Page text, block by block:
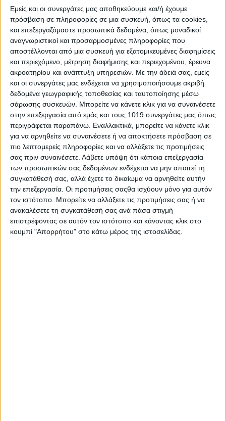
Εμείς και οι συνεργάτες μας αποθηκεύουμε και/ή έχουμε
πρόσβαση σε πληροφορίες σε μια συσκευή, όπως τα cookies,
και επεξεργαζόμαστε προσωπικά δεδομένα, όπως μοναδικοί
αναγνωριστικοί και προσαρμοσμένες πληροφορίες που
αποστέλλονται από μια συσκευή για εξατομικευμένες διαφημίσεις
και περιεχόμενο, μέτρηση διαφήμισης και περιεχομένου, έρευνα
ακροατηρίου και ανάπτυξη υπηρεσιών. Με την άδειά σας, εμείς
και οι συνεργάτες μας ενδέχεται να χρησιμοποιήσουμε ακριβή
δεδομένα γεωγραφικής τοποθεσίας και ταυτοποίησης μέσω
σάρωσης συσκευών. Μπορείτε να κάνετε κλικ για να συναινέσετε
στην επεξεργασία από εμάς και τους 1019 συνεργάτες μας όπως
περιγράφεται παραπάνω. Εναλλακτικά, μπορείτε να κάνετε κλικ
για να αρνηθείτε να συναινέσετε ή να αποκτήσετε πρόσβαση σε
πιο λεπτομερείς πληροφορίες και να αλλάξετε τις προτιμήσεις
σας πριν συναινέσετε. Λάβετε υπόψη ότι κάποια επεξεργασία
των προσωπικών σας δεδομένων ενδέχεται να μην απαιτεί τη
συγκατάθεσή σας, αλλά έχετε το δικαίωμα να αρνηθείτε αυτήν
την επεξεργασία. Οι προτιμήσεις σαςθα ισχύουν μόνο για αυτόν
τον ιστότοπο. Μπορείτε να αλλάξετε τις προτιμήσεις σας ή να
ανακαλέσετε τη συγκατάθεσή σας ανά πάσα στιγμή
επιστρέφοντας σε αυτόν τον ιστότοπο και κάνοντας κλικ στο
κουμπί "Απορρήτου" στο κάτω μέρος της ιστοσελίδας.